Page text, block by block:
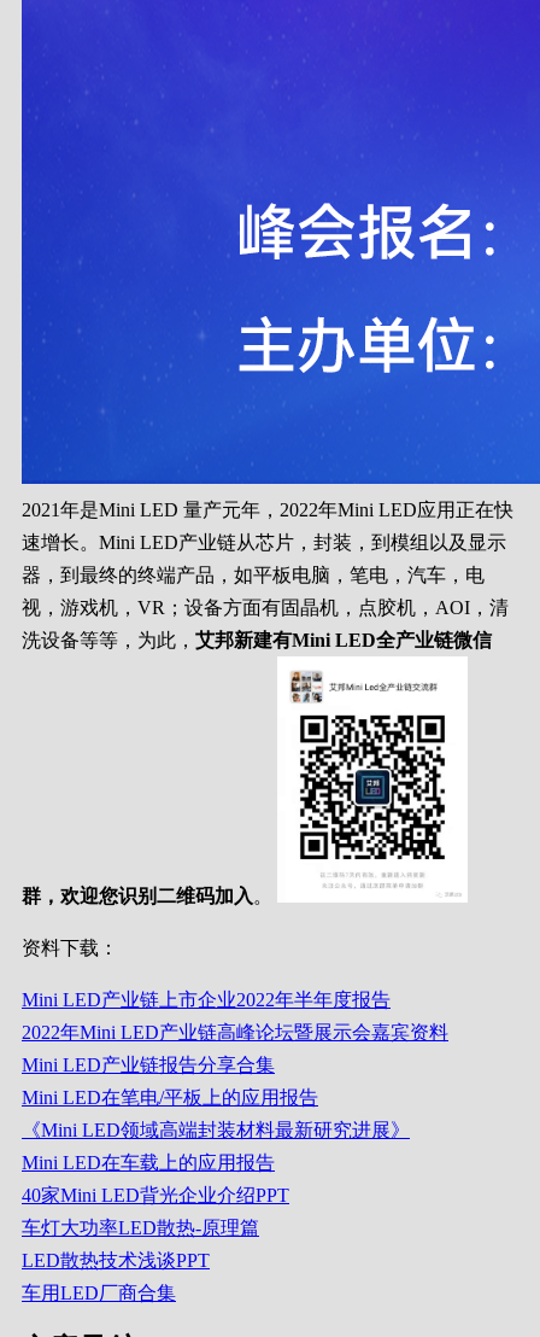
2021年是Mini LED 量产元年，2022年Mini LED应用正在快
速增长。Mini LED产业链从芯片，封装，到模组以及显示
器，到最终的终端产品，如平板电脑，笔电，汽车，电
视，游戏机，VR；设备方面有固晶机，点胶机，AOI，清
洗设备等等，为此， 艾邦新建有Mini LED全产业链微信
群，欢迎您识别二维码加入 。
资料下载：
Mini LED产业链上市企业2022年半年度报告
2022年Mini LED产业链高峰论坛暨展示会嘉宾资料
Mini LED产业链报告分享合集
Mini LED在笔电/平板上的应用报告
《Mini LED领域高端封装材料最新研究进展》
Mini LED在车载上的应用报告
40家Mini LED背光企业介绍PPT
车灯大功率LED散热-原理篇
LED散热技术浅谈PPT
车用LED厂商合集